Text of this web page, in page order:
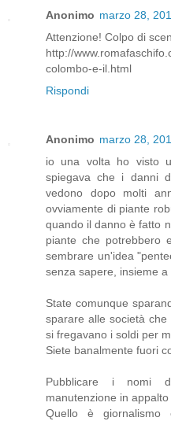
Anonimo marzo 28,
Attenzione! Colpo di
http://
colombo-e-il.html
Rispondi
Anonimo marzo 28,
io una volta ho visto
spiegava che i danni
vedono dopo molti
ovviamente di piante
quando il danno è fatto
piante che potrebbero
sembrare un'idea
senza sapere, insieme a
State comunque
sparare alle società
si fregavano i soldi per
Siete banalmente fuori
Pubblicare i nomi
manutenzione in
Quello è giornalismo